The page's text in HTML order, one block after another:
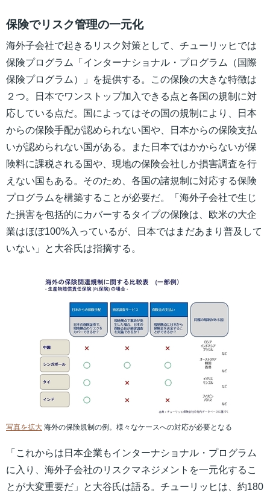
保険でリスク管理の一元化
海外子会社で起きるリスク対策として、チューリッヒでは
保険プログラム「インターナショナル・プログラム（国際
保険プログラム）」を提供する。この保険の大きな特徴は
２つ。日本でワンストップ加入できる点と各国の規制に対
応している点だ。国によってはその国の規制により、日本
からの保険手配が認められない国や、日本からの保険支払
いが認められない国がある。また日本ではかからないが保
険料に課税される国や、現地の保険会社しか損害調査を行
えない国もある。そのため、各国の諸規制に対応する保険
プログラムを構築することが必要だ。「海外子会社で生じ
た損害を包括的にカバーするタイプの保険は、欧米の大企
業はほぼ100%入っているが、日本ではまだあまり普及して
いない」と大谷氏は指摘する。
写真を拡大 海外の保険規制の例。様々なケースへの対応が必要となる
「これからは日本企業もインターナショナル・プログラム
に入り、海外子会社のリスクマネジメントを一元化するこ
とが大変重要だ」と大谷氏は語る。チューリッヒは、約180